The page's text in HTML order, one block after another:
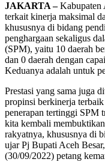
JAKARTA –Kabupaten
terkait kinerja maksimal
khususnya di bidang
penghargaan sekaligus
(SPM), yaitu 10 daerah
dan 0 daerah dengan
Keduanya adalah untuk
Prestasi yang sama juga
propinsi berkinerja
penerapan tertinggi
kita kembali
rakyatnya, khususnya di
ujar Pj Bupati Aceh
(30/09/2022) petang